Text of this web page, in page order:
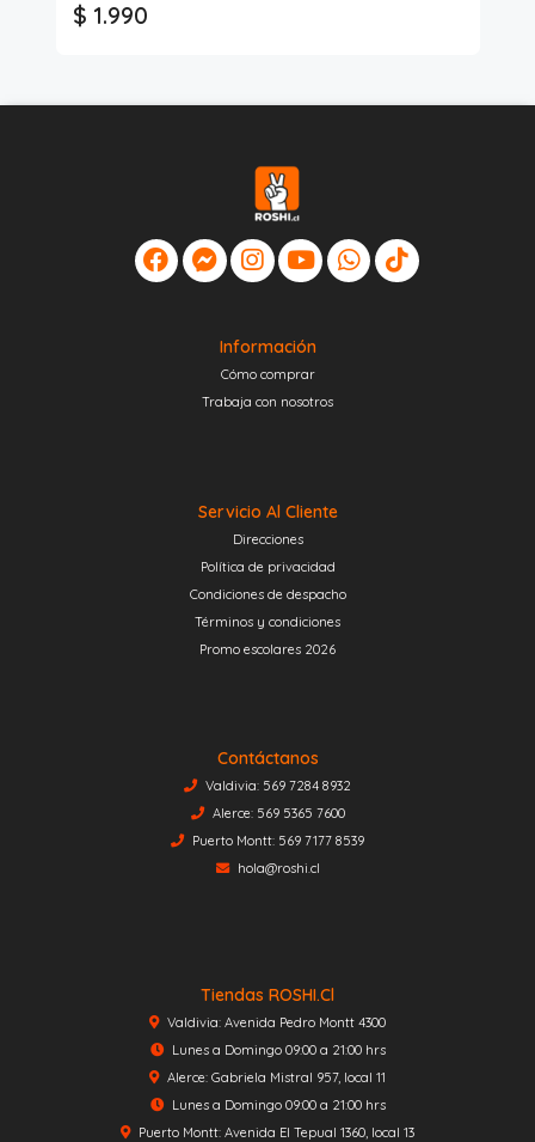
$ 1.990
Información
Cómo comprar
Trabaja con nosotros
Servicio Al Cliente
Direcciones
Política de privacidad
Condiciones de despacho
Términos y condiciones
Promo escolares 2026
Contáctanos
Valdivia: 569 7284 8932
Alerce: 569 5365 7600
Puerto Montt: 569 7177 8539
hola@roshi.cl
Tiendas ROSHI.cl
Valdivia: Avenida Pedro Montt 4300
Lunes a Domingo 09:00 a 21:00 hrs
Alerce: Gabriela Mistral 957, local 11
Lunes a Domingo 09:00 a 21:00 hrs
Puerto Montt: Avenida El Tepual 1360, local 13